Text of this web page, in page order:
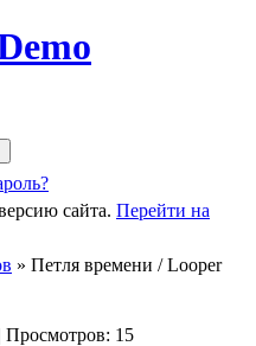
сайта. Перейти на
» Петля времени / Looper
Просмотров: 15